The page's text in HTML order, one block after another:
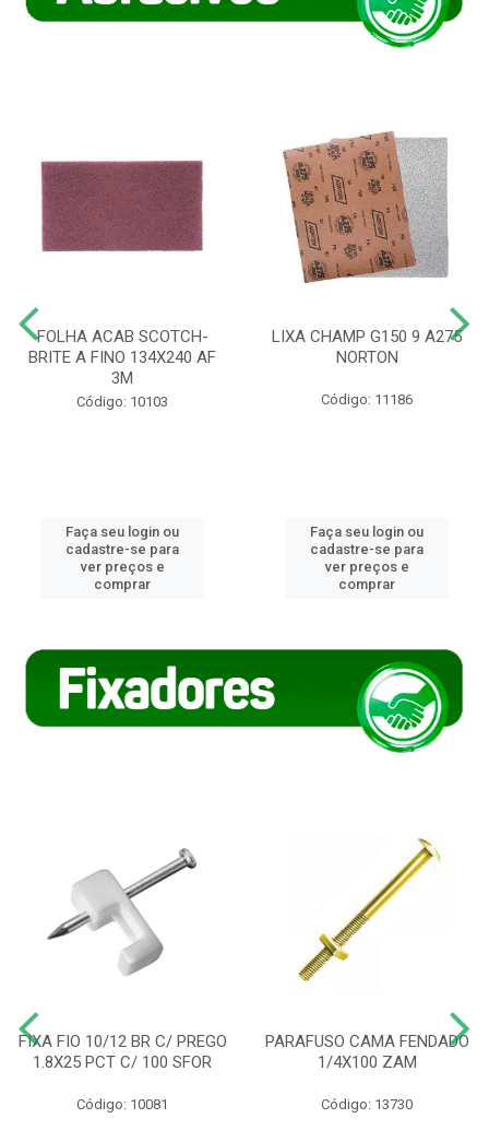
FOLHA ACAB SCOTCH-
BRITE A FINO 134X240 AF
3M
Código: 10103
Faça seu login ou
cadastre-se para
ver preços e
comprar
LIXA CHAMP G150 9 A275
NORTON
Código: 11186
Faça seu login ou
cadastre-se para
ver preços e
comprar
FIXA FIO 10/12 BR C/ PREGO
1.8X25 PCT C/ 100 SFOR
Código: 10081
PARAFUSO CAMA FENDADO
1/4X100 ZAM
Código: 13730